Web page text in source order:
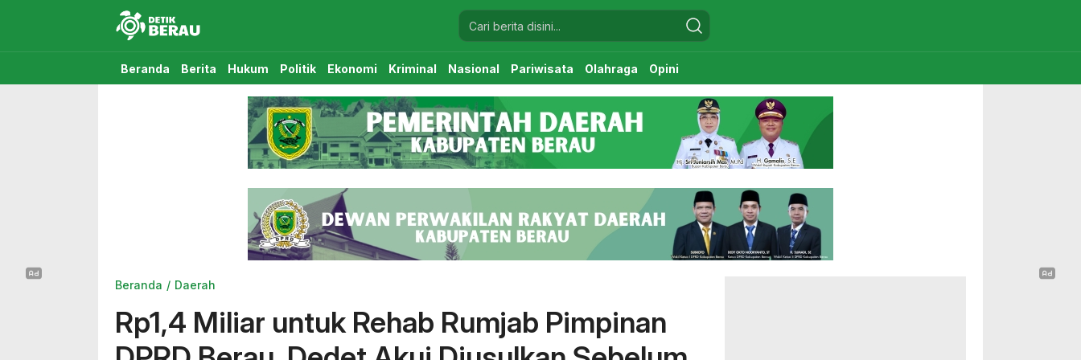
Detikberau.com
Media Diskusi Rakyat
Beranda Berita Hukum Politik Ekonomi Kriminal Nasional Pariwisata Olahraga Opini
Beranda Daerah
Rp1,4 Miliar untuk Rehab Rumjab Pimpinan